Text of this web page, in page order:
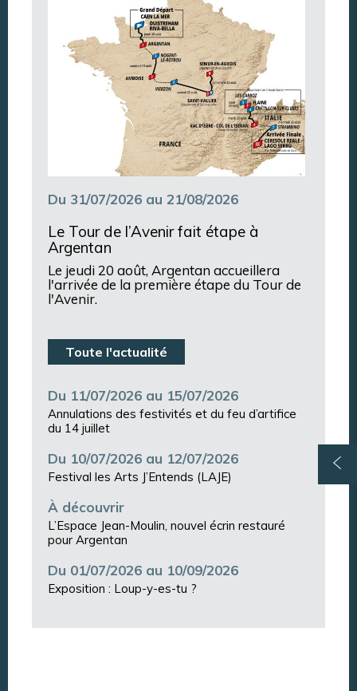
Du 31/07/2026 au 21/08/2026
Le Tour de l’Avenir fait étape à
Argentan
Le jeudi 20 août, Argentan accueillera
l'arrivée de la première étape du Tour de
l'Avenir.
Toute l'actualité
Du 11/07/2026 au 15/07/2026
Annulations des festivités et du feu d’artifice
du 14 juillet
Du 10/07/2026 au 12/07/2026
Festival les Arts J’Entends (LAJE)
À découvrir
L’Espace Jean-Moulin, nouvel écrin restauré
pour Argentan
Du 01/07/2026 au 10/09/2026
Exposition : Loup-y-es-tu ?